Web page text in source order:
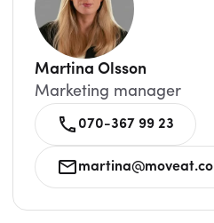
Martina Olsson
Marketing manager
070-367 99 23
martina@moveat.co